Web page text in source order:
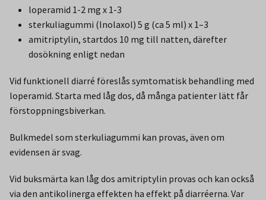
loperamid 1-2 mg x 1-3
sterkuliagummi (Inolaxol) 5 g (ca 5 ml) x 1–3
amitriptylin, startdos 10 mg till natten, därefter
dosökning enligt nedan
Vid funktionell diarré föreslås symtomatisk behandling med
loperamid. Starta med låg dos, då många patienter lätt får
förstoppningsbiverkan.
Bulkmedel som sterkuliagummi kan provas, även om
evidensen är svag.
Vid buksmärta kan låg dos amitriptylin provas och kan också
via den antikolinerga effekten ha effekt på diarréerna. Var